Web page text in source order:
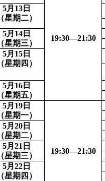
19:30—21:30
5月13日
（星期二）
5月14日
（星期三）
5月15日
（星期四）
5月16日
（星期五）
5月19日
（星期一）
19:30—21:30
5月20日
（星期二）
5月21日
（星期三）
5月22日
（星期四）